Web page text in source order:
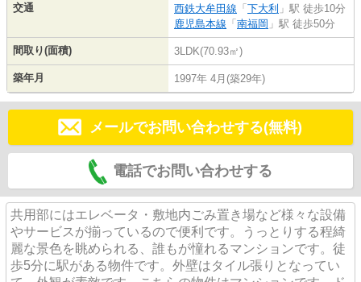
交通
西鉄大牟田線 「 下大利 」駅 徒歩10分
鹿児島本線 「 南福岡 」駅 徒歩50分
間取り(面積) 3LDK(70.93㎡)
築年月 1997年 4月(築29年)
メールでお問い合わせする(無料)
電話でお問い合わせする
共用部にはエレベータ・敷地内ごみ置き場など様々な設備
やサービスが揃っているので便利です。うっとりする程綺
麗な景色を眺められる、誰もが憧れるマンションです。徒
歩5分に駅がある物件です。外壁はタイル張りとなってい